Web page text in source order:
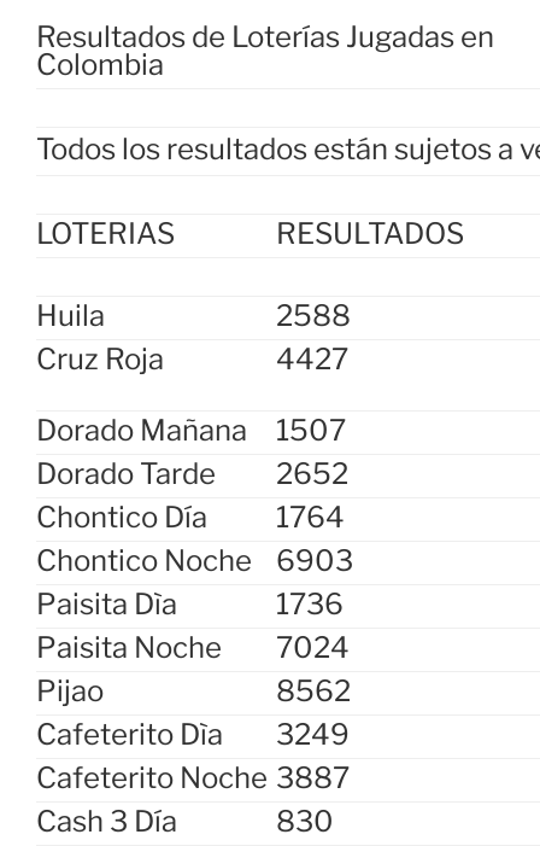
Resultados de Loterías Jugadas en
Colombia
Todos los resultados están sujetos a
LOTERIAS RESULTADOS
Huila
2588
Cruz Roja
4427
Dorado Mañana
1507
Dorado Tarde
2652
Chontico Día
1764
Chontico Noche
6903
Paisita Dìa
1736
Paisita Noche
7024
Pijao
8562
Cafeterito Dìa
3249
Cafeterito Noche 3887
Cash 3 Día
830